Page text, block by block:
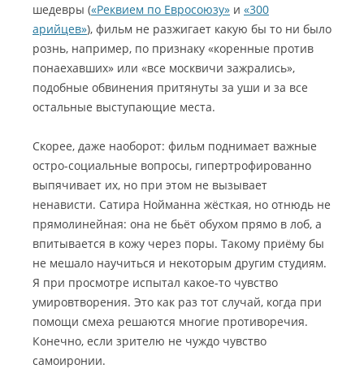
шедевры («Реквием по Евросоюзу» и «300
арийцев»), фильм не разжигает какую бы то ни было
рознь, например, по признаку «коренные против
понаехавших» или «все москвичи зажрались»,
подобные обвинения притянуты за уши и за все
остальные выступающие места.
Скорее, даже наоборот: фильм поднимает важные
остро-социальные вопросы, гипертрофированно
выпячивает их, но при этом не вызывает
ненависти. Сатира Нойманна жёсткая, но отнюдь не
прямолинейная: она не бьёт обухом прямо в лоб, а
впитывается в кожу через поры. Такому приёму бы
не мешало научиться и некоторым другим студиям.
Я при просмотре испытал какое-то чувство
умировтворения. Это как раз тот случай, когда при
помощи смеха решаются многие противоречия.
Конечно, если зрителю не чуждо чувство
самоиронии.